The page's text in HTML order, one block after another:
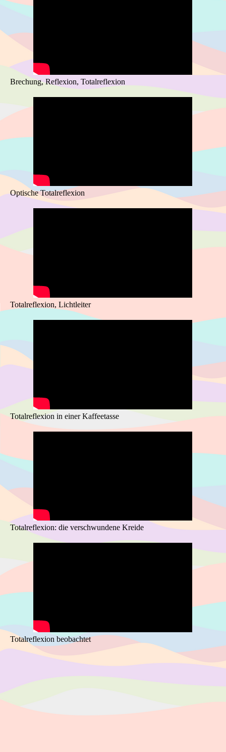
Brechung, Reflexion, Totalreflexion
Optische Totalreflexion
Totalreflexion, Lichtleiter
Totalreflexion in einer Kaffeetasse
Totalreflexion: die verschwundene Kreide
Totalreflexion beobachtet